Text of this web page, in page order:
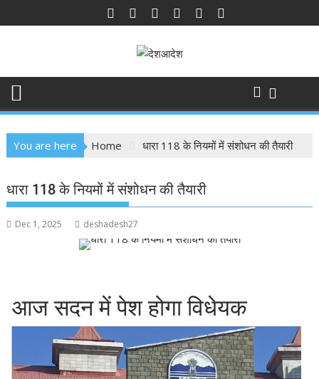
to
You are here Home धारा 118 के नियमों में संशोधन की तैयारी
धारा 118 के नियमों में संशोधन की तैयारी
Dec 1, 2025 deshadesh27
आज सदन में पेश होगा विधेयक